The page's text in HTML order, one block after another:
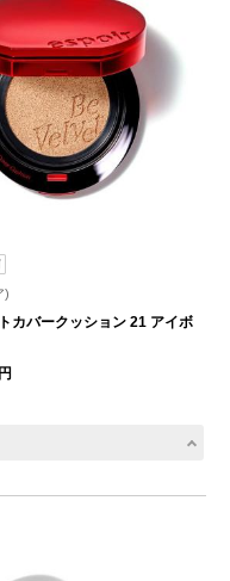
)
カバークッション 21 アイボ
円